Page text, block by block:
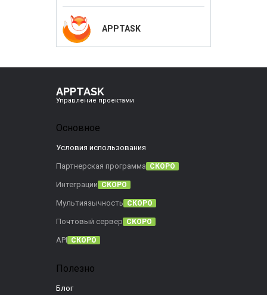
APPTASK
APPTASK
Управление проектами
Основное
Условия использования
Партнерская программа СКОРО
Интеграции СКОРО
Мультиязычность СКОРО
Почтовый сервер СКОРО
API СКОРО
Полезно
Блог